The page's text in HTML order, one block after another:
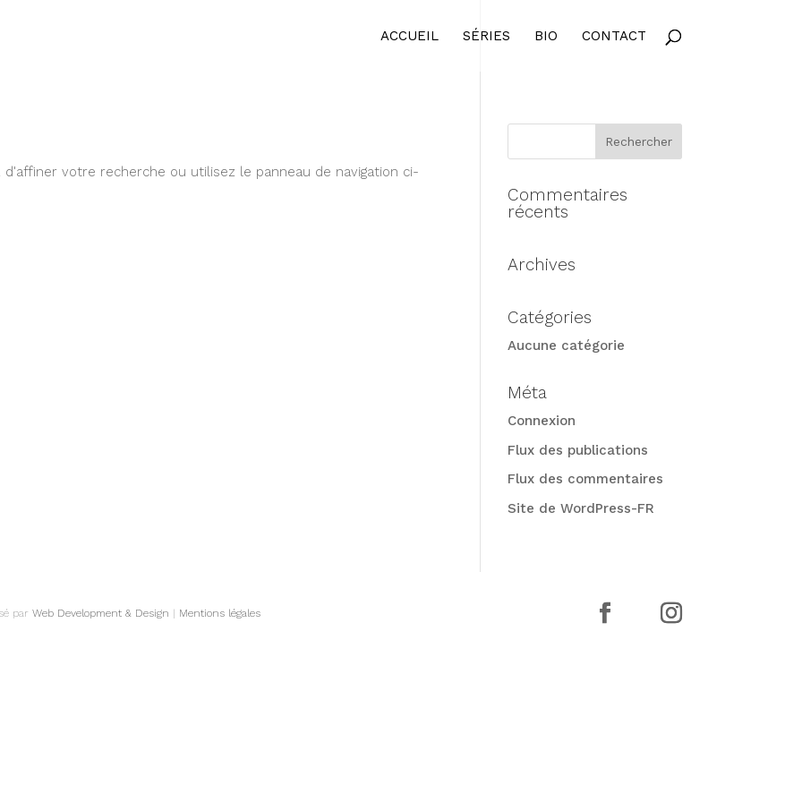
ACCUEIL SÉRIES BIO CONTACT
votre recherche ou utilisez le panneau de navigation ci-
Commentaires
récents
Archives
Catégories
Aucune catégorie
Méta
Connexion
Flux des publications
Flux des commentaires
Site de WordPress-FR
parWeb Development & Design | Mentions légales